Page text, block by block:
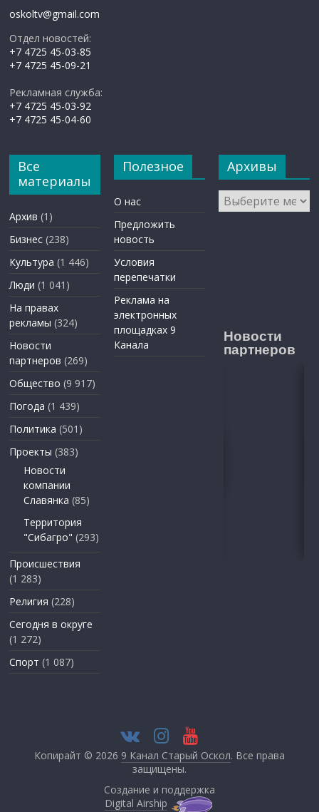
oskoltv@gmail.com
Отдел новостей:
+7 4725 45-03-85
+7 4725 45-09-21
Рекламная служба:
+7 4725 45-03-92
+7 4725 45-04-60
Все
материалы
Архив (1)
Бизнес (238)
Культура (1 446)
Люди (1 041)
На правах
рекламы (324)
Новости
партнеров (269)
Общество (9 917)
Погода (1 439)
Политика (501)
Проекты (383)
Новости
компании
Славянка (85)
Территория
"Сибагро" (293)
Происшествия
(1 283)
Религия (228)
Сегодня в округе
(1 272)
Спорт (1 087)
Полезное
О нас
Предложить
новость
Условия
перепечатки
Реклама на
электронных
площадках 9
Канала
Архивы
Архивы
Новости
партнеров
Копирайт © 2026 9 Канал Старый Оскол. Все права
защищены.
Создание и поддержка
Digital Airship